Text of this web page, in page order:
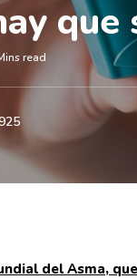
que
read
del Asma,